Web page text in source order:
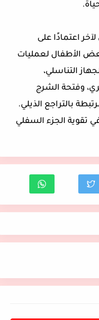
اعتمادًا على
الأطفال لعمليات
التناسلي،
وفتحة الشرج
بالتراجع الذيلي.
تقوية الجزء السفلي